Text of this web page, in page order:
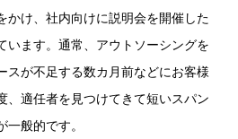
かけ、社内向けに説明会を開催した
います。通常、アウトソーシングを
スが不足する数カ月前などにお客様
、適任者を見つけてきて短いスパン
般的です。